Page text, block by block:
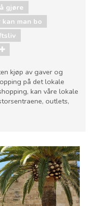
gjøre
kan man bo
kjøp av gaver og
på det lokale
kan våre lokale
outlets,
kan man bo